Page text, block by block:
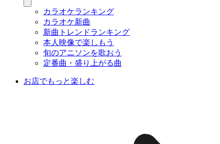
カラオケランキング
カラオケ新曲
新曲トレンドランキング
本人映像で楽しもう
旬のアニソンを歌おう
定番曲・盛り上がる曲
お店でもっと楽しむ